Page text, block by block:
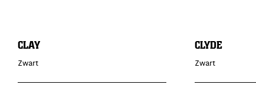
CLAY
Zwart
CLYDE
Zwart